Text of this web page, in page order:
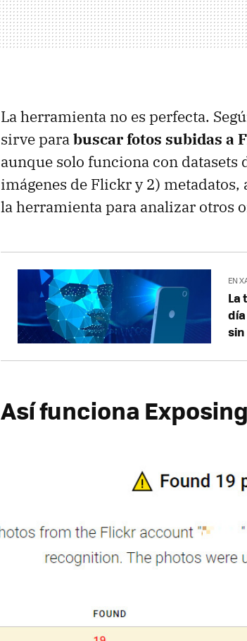
La herramienta no es perfecta.
sirve parabuscar fotos subidas a
aunque solo funciona con
imágenes de Flickr y 2)
la herramienta para analizar otros
EN
La
Así funciona